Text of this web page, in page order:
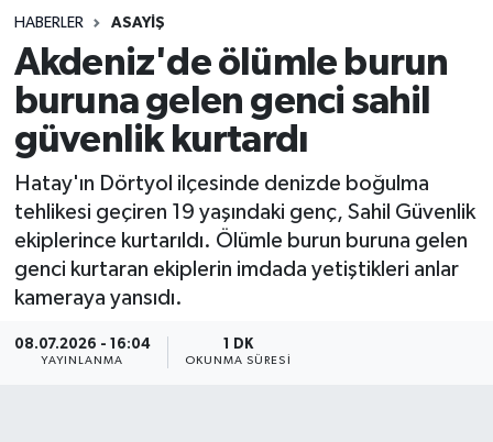
HABERLER ASAYIŞ
Akdeniz'de ölümle burun
buruna gelen genci sahil
güvenlik kurtardı
Hatay'ın Dörtyol ilçesinde denizde boğulma
tehlikesi geçiren 19 yaşındaki genç, Sahil Güvenlik
ekiplerince kurtarıldı. Ölümle burun buruna gelen
genci kurtaran ekiplerin imdada yetiştikleri anlar
kameraya yansıdı.
08.07.2026 - 16:04
YAYINLANMA
1 DK
OKUNMA SÜRESI
Spor
Teknoloji
Yaşam